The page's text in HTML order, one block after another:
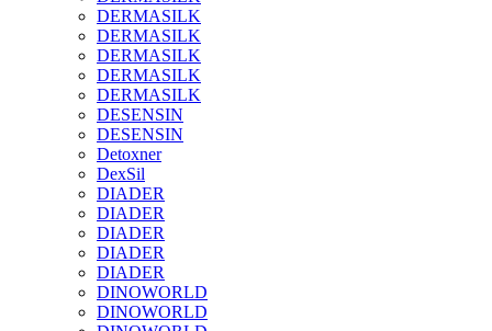
DERMASILK
DERMASILK
DERMASILK
DERMASILK
DERMASILK
DESENSIN
DESENSIN
Detoxner
DexSil
DIADER
DIADER
DIADER
DIADER
DIADER
DINOWORLD
DINOWORLD